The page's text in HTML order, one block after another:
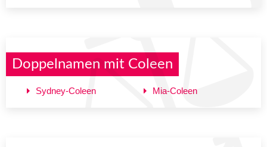
Doppelnamen mit Coleen
Sydney-Coleen Mia-Coleen